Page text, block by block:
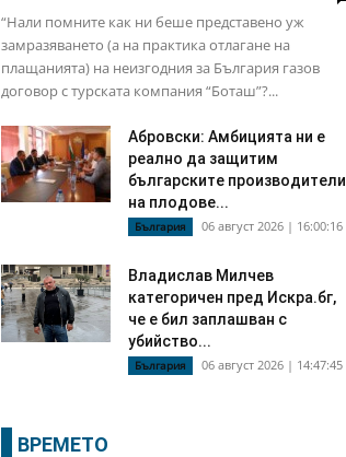
“Нали помните как ни беше представено уж
замразяването (а на практика отлагане на
плащанията) на неизгодния за България газов
договор с турската компания “Боташ”?...
Абровски: Амбицията ни е
реално да защитим
българските производители
на плодове...
България 06 август 2026 | 16:00:16
Владислав Милчев
категоричен пред Искра.бг,
че е бил заплашван с
убийство...
България 06 август 2026 | 14:47:45
ВРЕМЕТО